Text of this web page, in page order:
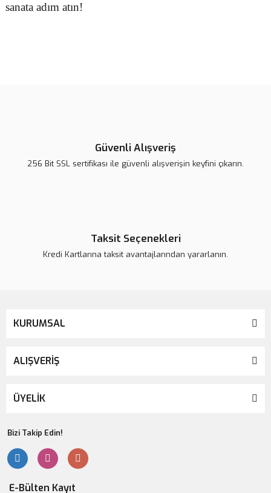
sanata adım atın!
Güvenli Alışveriş
256 Bit SSL sertifikası ile güvenli alışverişin keyfini çıkarın.
Taksit Seçenekleri
Kredi Kartlarına taksit avantajlarından yararlanın.
KURUMSAL
ALIŞVERİŞ
ÜYELİK
Bizi Takip Edin!
E-Bülten Kayıt